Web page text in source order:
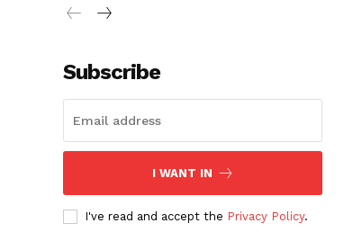
Subscribe
I WANT IN
I've read and accept the Privacy Policy.